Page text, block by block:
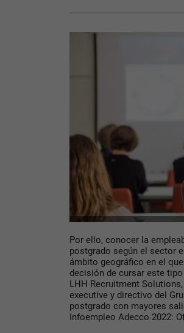
Por ello, conocer la
postgrado según el sector
ámbito geográfico en el
decisión de cursar este
LHH Recruitment
executive y directivo del
postgrado con mayores
Infoempleo Adecco 2022: